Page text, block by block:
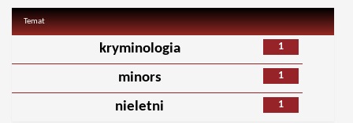
Temat
1
kryminologia
1
minors
1
nieletni